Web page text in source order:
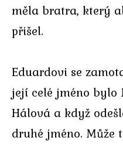
měla bratra, který
přišel.
Eduardovi se
její celé jméno bylo
Hálová a když
druhé jméno. Může